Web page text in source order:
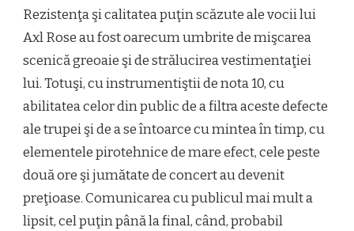
Rezistenţa şi calitatea puţin scăzute ale vocii lui
Axl Rose au fost oarecum umbrite de mişcarea
scenică greoaie şi de strălucirea vestimentaţiei
lui. Totuşi, cu instrumentiştii de nota 10, cu
abilitatea celor din public de a filtra aceste defecte
ale trupei şi de a se întoarce cu mintea în timp, cu
elementele pirotehnice de mare efect, cele peste
două ore şi jumătate de concert au devenit
preţioase. Comunicarea cu publicul mai mult a
lipsit, cel puţin până la final, când, probabil